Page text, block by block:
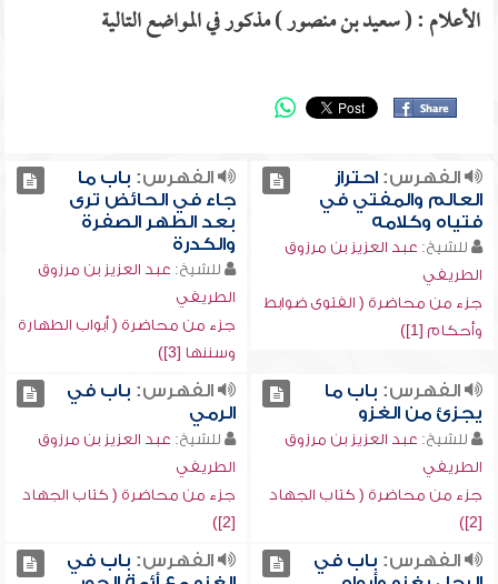
الأعلام : ( سعيد بن منصور ) مذكور في المواضع التالية
الفهرس:احتراز
العالم والمفتي في
فتياه وكلامه
للشيخ: عبد العزيز بن مرزوق
الطريفي
جزء من محاضرة ( الفتوى ضوابط
وأحكام [1])
الفهرس: باب ما
جاء في الحائض ترى
بعد الطهر الصفرة
والكدرة
للشيخ: عبد العزيز بن مرزوق
الطريفي
جزء من محاضرة ( أبواب الطهارة
وسننها [3])
الفهرس: باب ما
يجزئ من الغزو
للشيخ: عبد العزيز بن مرزوق
الطريفي
جزء من محاضرة ( كتاب الجهاد
[2])
الفهرس: باب في
الرمي
للشيخ: عبد العزيز بن مرزوق
الطريفي
جزء من محاضرة ( كتاب الجهاد
[2])
الفهرس: باب في
الفهرس: باب في